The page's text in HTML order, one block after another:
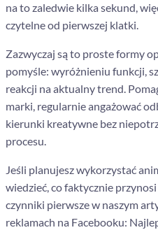
na to zaledwie kilka sekund,
czytelne od pierwszej klatki.
Zazwyczaj są to proste formy
pomyśle: wyróżnieniu funkcji,
reakcji na aktualny trend.
marki, regularnie angażować
kierunki kreatywne bez
procesu.
Jeśli planujesz wykorzystać
wiedzieć, co faktycznie
czynniki pierwsze w naszym
reklamach na Facebooku: